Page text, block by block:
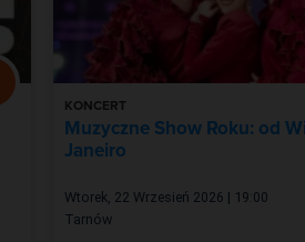
KONCERT
Muzyczne Show Roku: od
Janeiro
Wtorek, 22 Wrzesień 2026 | 19:00
Tarnów